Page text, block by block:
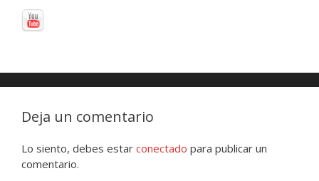
Deja un comentario
Lo siento, debes estar conectado para publicar un
comentario.